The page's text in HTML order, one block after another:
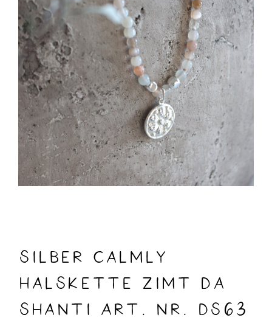
Silber Calmly
Halskette Zimt Da
Shanti Art. Nr. DS63